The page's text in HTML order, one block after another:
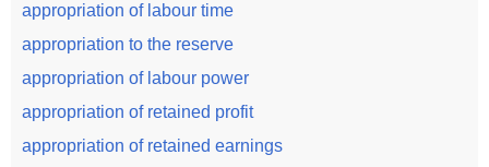
appropriation of labour time
appropriation to the reserve
appropriation of labour power
appropriation of retained profit
appropriation of retained earnings